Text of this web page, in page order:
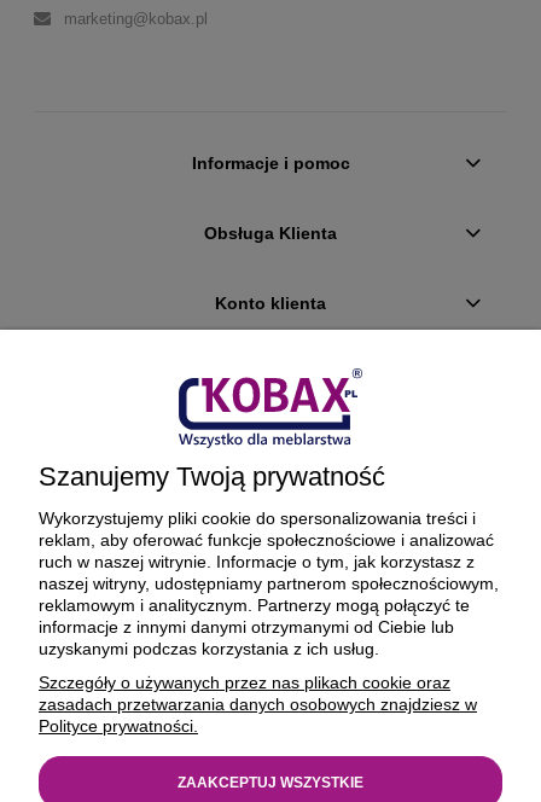
marketing@kobax.pl
Informacje i pomoc
Obsługa Klienta
Konto klienta
Płatności i dostawa
Ciekawostki
O firmie
BEZPIECZNE PŁATNOŚCI ORAZ DOSTAWA
Szanujemy Twoją prywatność
Wykorzystujemy pliki cookie do spersonalizowania treści i
reklam, aby oferować funkcje społecznościowe i analizować
ruch w naszej witrynie. Informacje o tym, jak korzystasz z
naszej witryny, udostępniamy partnerom społecznościowym,
reklamowym i analitycznym. Partnerzy mogą połączyć te
informacje z innymi danymi otrzymanymi od Ciebie lub
uzyskanymi podczas korzystania z ich usług.
Szczegóły o używanych przez nas plikach cookie oraz
zasadach przetwarzania danych osobowych znajdziesz w
Polityce prywatności.
ZAAKCEPTUJ WSZYSTKIE